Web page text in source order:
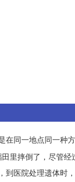
同一地点同一种
里摔倒了，尽管
医院处理遗体时